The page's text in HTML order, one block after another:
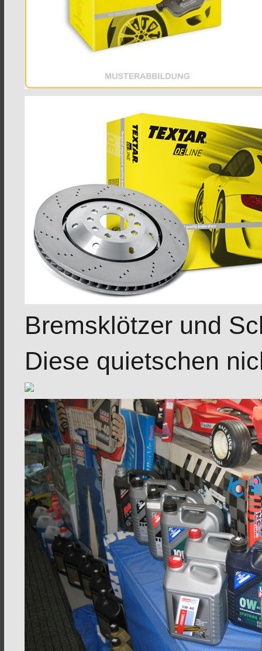
Bremsklötzer und
Diese quietschen